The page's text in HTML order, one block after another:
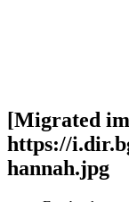
[Migrated
https://
hannah.jpg